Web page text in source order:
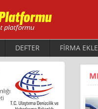
DEFTER FİRMA EKLE